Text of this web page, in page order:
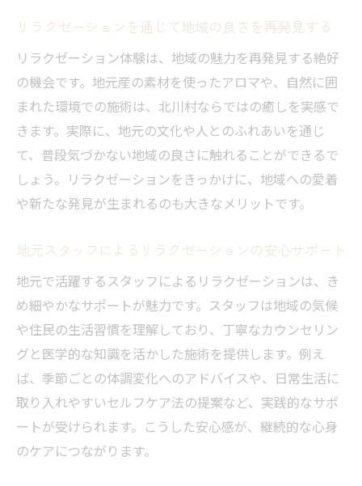
リラクゼーションを通じて地域の良さを再発見する
リラクゼーション体験は、地域の魅力を再発見する絶好
の機会です。地元産の素材を使ったアロマや、自然に囲
まれた環境での施術は、北川村ならではの癒しを実感で
きます。実際に、地元の文化や人とのふれあいを通じ
て、普段気づかない地域の良さに触れることができるで
しょう。リラクゼーションをきっかけに、地域への愛着
や新たな発見が生まれるのも大きなメリットです。
地元スタッフによるリラクゼーションの安心サポート
地元で活躍するスタッフによるリラクゼーションは、き
め細やかなサポートが魅力です。スタッフは地域の気候
や住民の生活習慣を理解しており、丁寧なカウンセリン
グと医学的な知識を活かした施術を提供します。例え
ば、季節ごとの体調変化へのアドバイスや、日常生活に
取り入れやすいセルフケア法の提案など、実践的なサポ
ートが受けられます。こうした安心感が、継続的な心身
のケアにつながります。